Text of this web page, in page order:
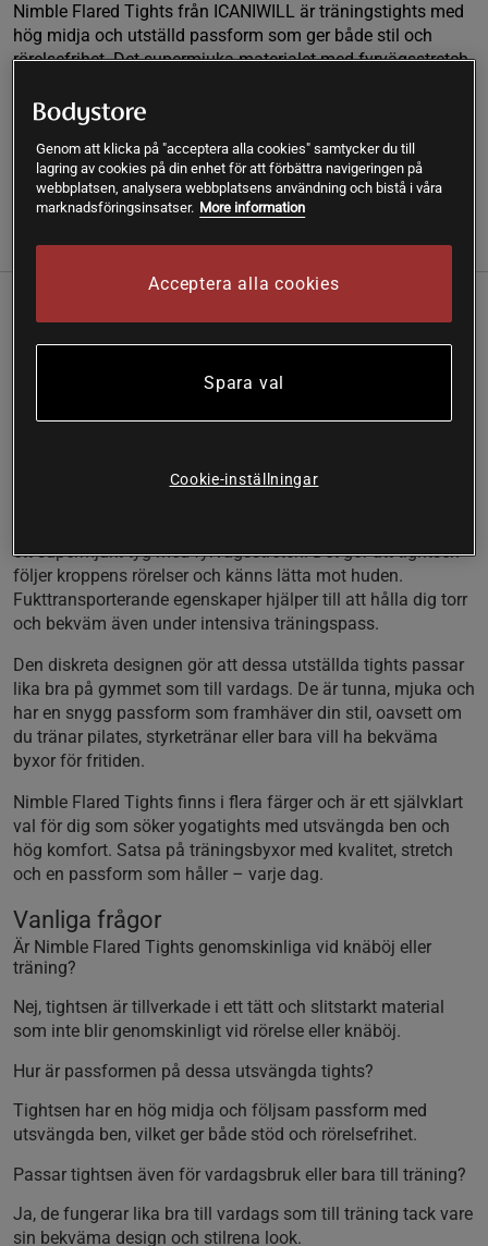
Nimble Flared Tights från ICANIWILL är träningstights med
hög midja och utställd passform som ger både stil och
rörelsefrihet. Det supermjuka materialet med fyrvägsstretch
allt från gym till yoga. Bekvämt elastiskt midjeband håller
tightsen på plats under hela passet.
Läs mer
Information Recensioner
Beskrivning
hög midja, skapade för dig som vill kombinera stil och
funktion. Den utställda passformen ger en modern siluett
plats under hela passet.
ett supermjukt tyg med fyrvägsstretch. Det gör att tightsen
följer kroppens rörelser och känns lätta mot huden.
Fukttransporterande egenskaper hjälper till att hålla dig torr
och bekväm även under intensiva träningspass.
Den diskreta designen gör att dessa utställda tights passar
lika bra på gymmet som till vardags. De är tunna, mjuka och
har en snygg passform som framhäver din stil, oavsett om
du tränar pilates, styrketränar eller bara vill ha bekväma
byxor för fritiden.
Nimble Flared Tights finns i flera färger och är ett självklart
val för dig som söker yogatights med utsvängda ben och
hög komfort. Satsa på träningsbyxor med kvalitet, stretch
och en passform som håller – varje dag.
Vanliga frågor
Är Nimble Flared Tights genomskinliga vid knäböj eller
träning?
Nej, tightsen är tillverkade i ett tätt och slitstarkt material
som inte blir genomskinligt vid rörelse eller knäböj.
Hur är passformen på dessa utsvängda tights?
Tightsen har en hög midja och följsam passform med
utsvängda ben, vilket ger både stöd och rörelsefrihet.
Passar tightsen även för vardagsbruk eller bara till träning?
Ja, de fungerar lika bra till vardags som till träning tack vare
sin bekväma design och stilrena look.
Genom att klicka på "acceptera alla cookies" samtycker du till
lagring av cookies på din enhet för att förbättra navigeringen på
webbplatsen, analysera webbplatsens användning och bistå i våra
marknadsföringsinsatser. More information
Acceptera alla cookies
Spara val
Cookie-inställningar